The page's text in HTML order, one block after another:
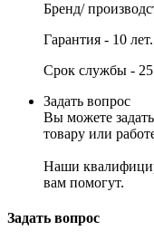
Бренд/
Гарантия - 10 лет.
Срок службы - 25
Задать вопрос
Вы можете
товару или
Наши
вам помогут.
Задать вопрос